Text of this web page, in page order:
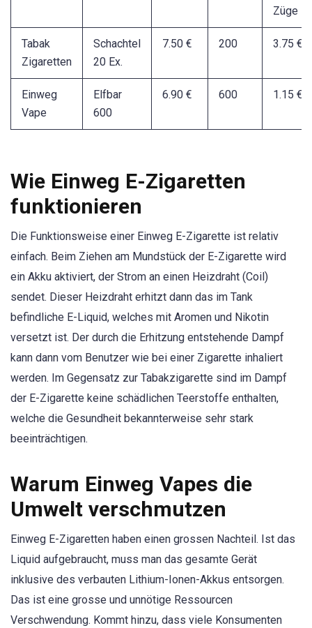
Züge
Tabak
Zigaretten
Schachtel
20 Ex.
7.50 € 200 3.75 €
Einweg
Vape
Elfbar
600
6.90 € 600 1.15 €
Wie Einweg E-Zigaretten
funktionieren
Die Funktionsweise einer Einweg E-Zigarette ist relativ
einfach. Beim Ziehen am Mundstück der E-Zigarette wird
ein Akku aktiviert, der Strom an einen Heizdraht (Coil)
sendet. Dieser Heizdraht erhitzt dann das im Tank
befindliche E-Liquid, welches mit Aromen und Nikotin
versetzt ist. Der durch die Erhitzung entstehende Dampf
kann dann vom Benutzer wie bei einer Zigarette inhaliert
werden. Im Gegensatz zur Tabakzigarette sind im Dampf
der E-Zigarette keine schädlichen Teerstoffe enthalten,
welche die Gesundheit bekannterweise sehr stark
beeinträchtigen.
Warum Einweg Vapes die
Umwelt verschmutzen
Einweg E-Zigaretten haben einen grossen Nachteil. Ist das
Liquid aufgebraucht, muss man das gesamte Gerät
inklusive des verbauten Lithium-Ionen-Akkus entsorgen.
Das ist eine grosse und unnötige Ressourcen
Verschwendung. Kommt hinzu, dass viele Konsumenten